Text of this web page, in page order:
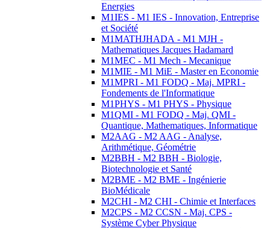
Energies
M1IES - M1 IES - Innovation, Entreprise
et Société
M1MATHJHADA - M1 MJH -
Mathematiques Jacques Hadamard
M1MEC - M1 Mech - Mecanique
M1MIE - M1 MiE - Master en Economie
M1MPRI - M1 FODQ - Maj. MPRI -
Fondements de l'Informatique
M1PHYS - M1 PHYS - Physique
M1QMI - M1 FODQ - Maj. QMI -
Quantique, Mathematiques, Informatique
M2AAG - M2 AAG - Analyse,
Arithmétique, Géométrie
M2BBH - M2 BBH - Biologie,
Biotechnologie et Santé
M2BME - M2 BME - Ingénierie
BioMédicale
M2CHI - M2 CHI - Chimie et Interfaces
M2CPS - M2 CCSN - Maj. CPS -
Système Cyber Physique